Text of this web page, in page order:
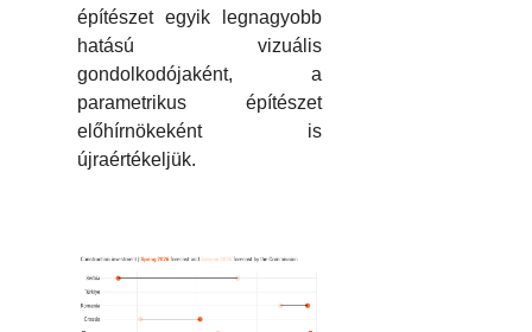
építészet egyik legnagyobb
hatású vizuális
gondolkodójaként, a
parametrikus építészet
előhírnökeként is
újraértékeljük.